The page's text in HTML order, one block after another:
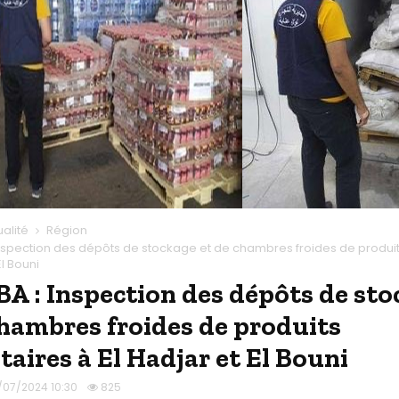
Région
des dépôts de stockage et de chambres froides de
Bouni
: Inspection des dépôts de
froides de produits
à El Hadjar et El Bouni
2024 10:30 825